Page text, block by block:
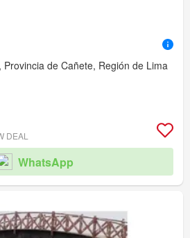
Provincia de Cañete, Región de Lima
DEAL
WhatsApp